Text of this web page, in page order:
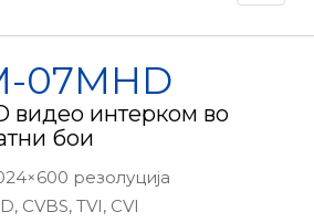
07MHD
видео интерком во
бои
резолуција
CVBS, TVI, CVI